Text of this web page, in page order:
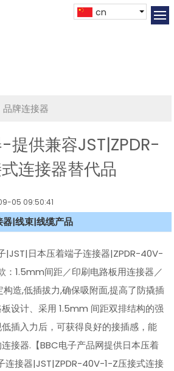
cn
品牌连接器
提供兼容JST|ZPDR-
连接器替代品
05 09:50:41
器|线束|线缆产品
|JST|日本压着端子连接器|ZPDR-40V-
：1.5mm间距／印刷电路板用连接器／
造,低插拔力,确保吸附面,提高了防撬插
设计、采用 1.5mm 间距双排结构的强
插入力后，可获得良好的接插感，能
接器.【BBC电子产品网提供日本压着
连接器|JST|ZPDR-40V-1-Z压接式连接